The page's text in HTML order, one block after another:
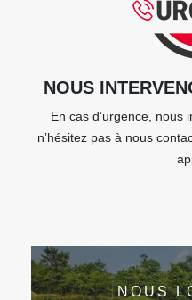
NOUS
En cas d’urgence, nous
n’hésitez pas à nous
NOUS